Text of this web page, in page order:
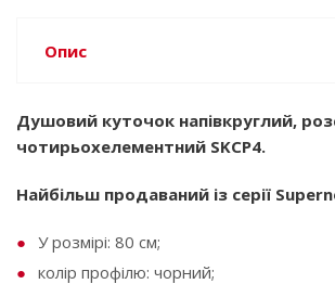
Опис
Душовий куточок напівкруглий,
чотирьохелементний SKCP4.
Найбільш продаваний із серії
У розмірі: 80 см;
колір профілю: чорний;